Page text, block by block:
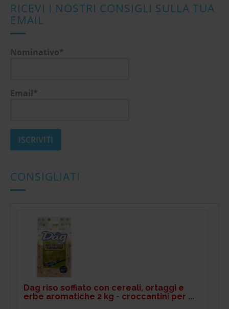
RICEVI I NOSTRI CONSIGLI SULLA TUA
EMAIL
Nominativo*
Email*
CONSIGLIATI
Dag riso soffiato con cereali, ortaggi e
erbe aromatiche 2 kg - croccantini per ...